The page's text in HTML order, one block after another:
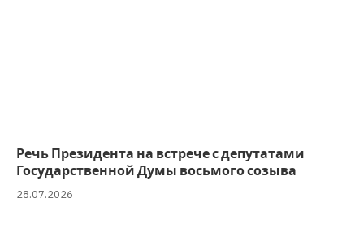
Речь Президента на встрече с депутатами
Государственной Думы восьмого созыва
28.07.2026